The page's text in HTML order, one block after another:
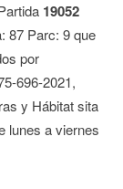
19052
87 Parc: 9 que
por
696-2021,
y Hábitat sita
lunes a viernes